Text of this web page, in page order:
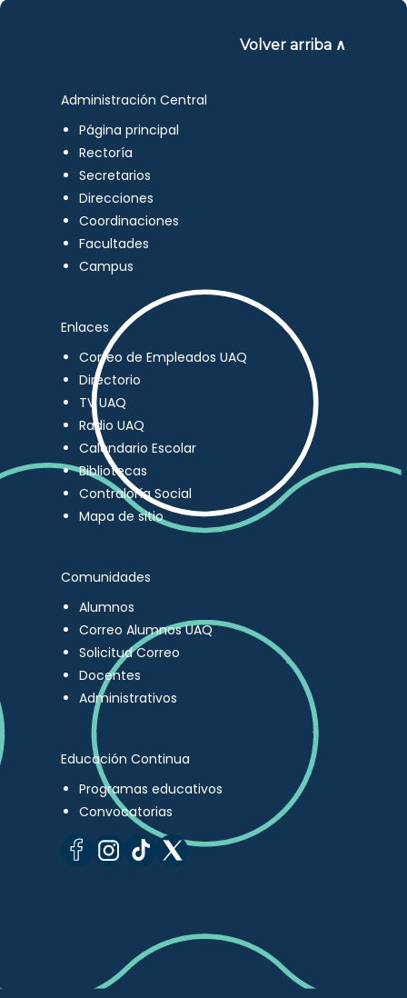
Volver arriba ∧
Administración Central
Página principal
Rectoría
Secretarios
Direcciones
Coordinaciones
Facultades
Campus
Enlaces
Correo de Empleados UAQ
Directorio
TV UAQ
Radio UAQ
Calendario Escolar
Bibliotecas
Contraloría Social
Mapa de sitio
Comunidades
Alumnos
Correo Alumnos UAQ
Solicitud Correo
Docentes
Administrativos
Educación Continua
Programas educativos
Convocatorias